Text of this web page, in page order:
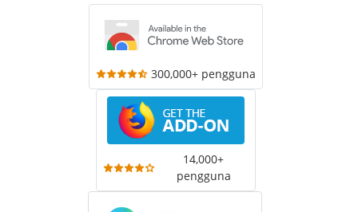
300,000+ pengguna
14,000+
pengguna